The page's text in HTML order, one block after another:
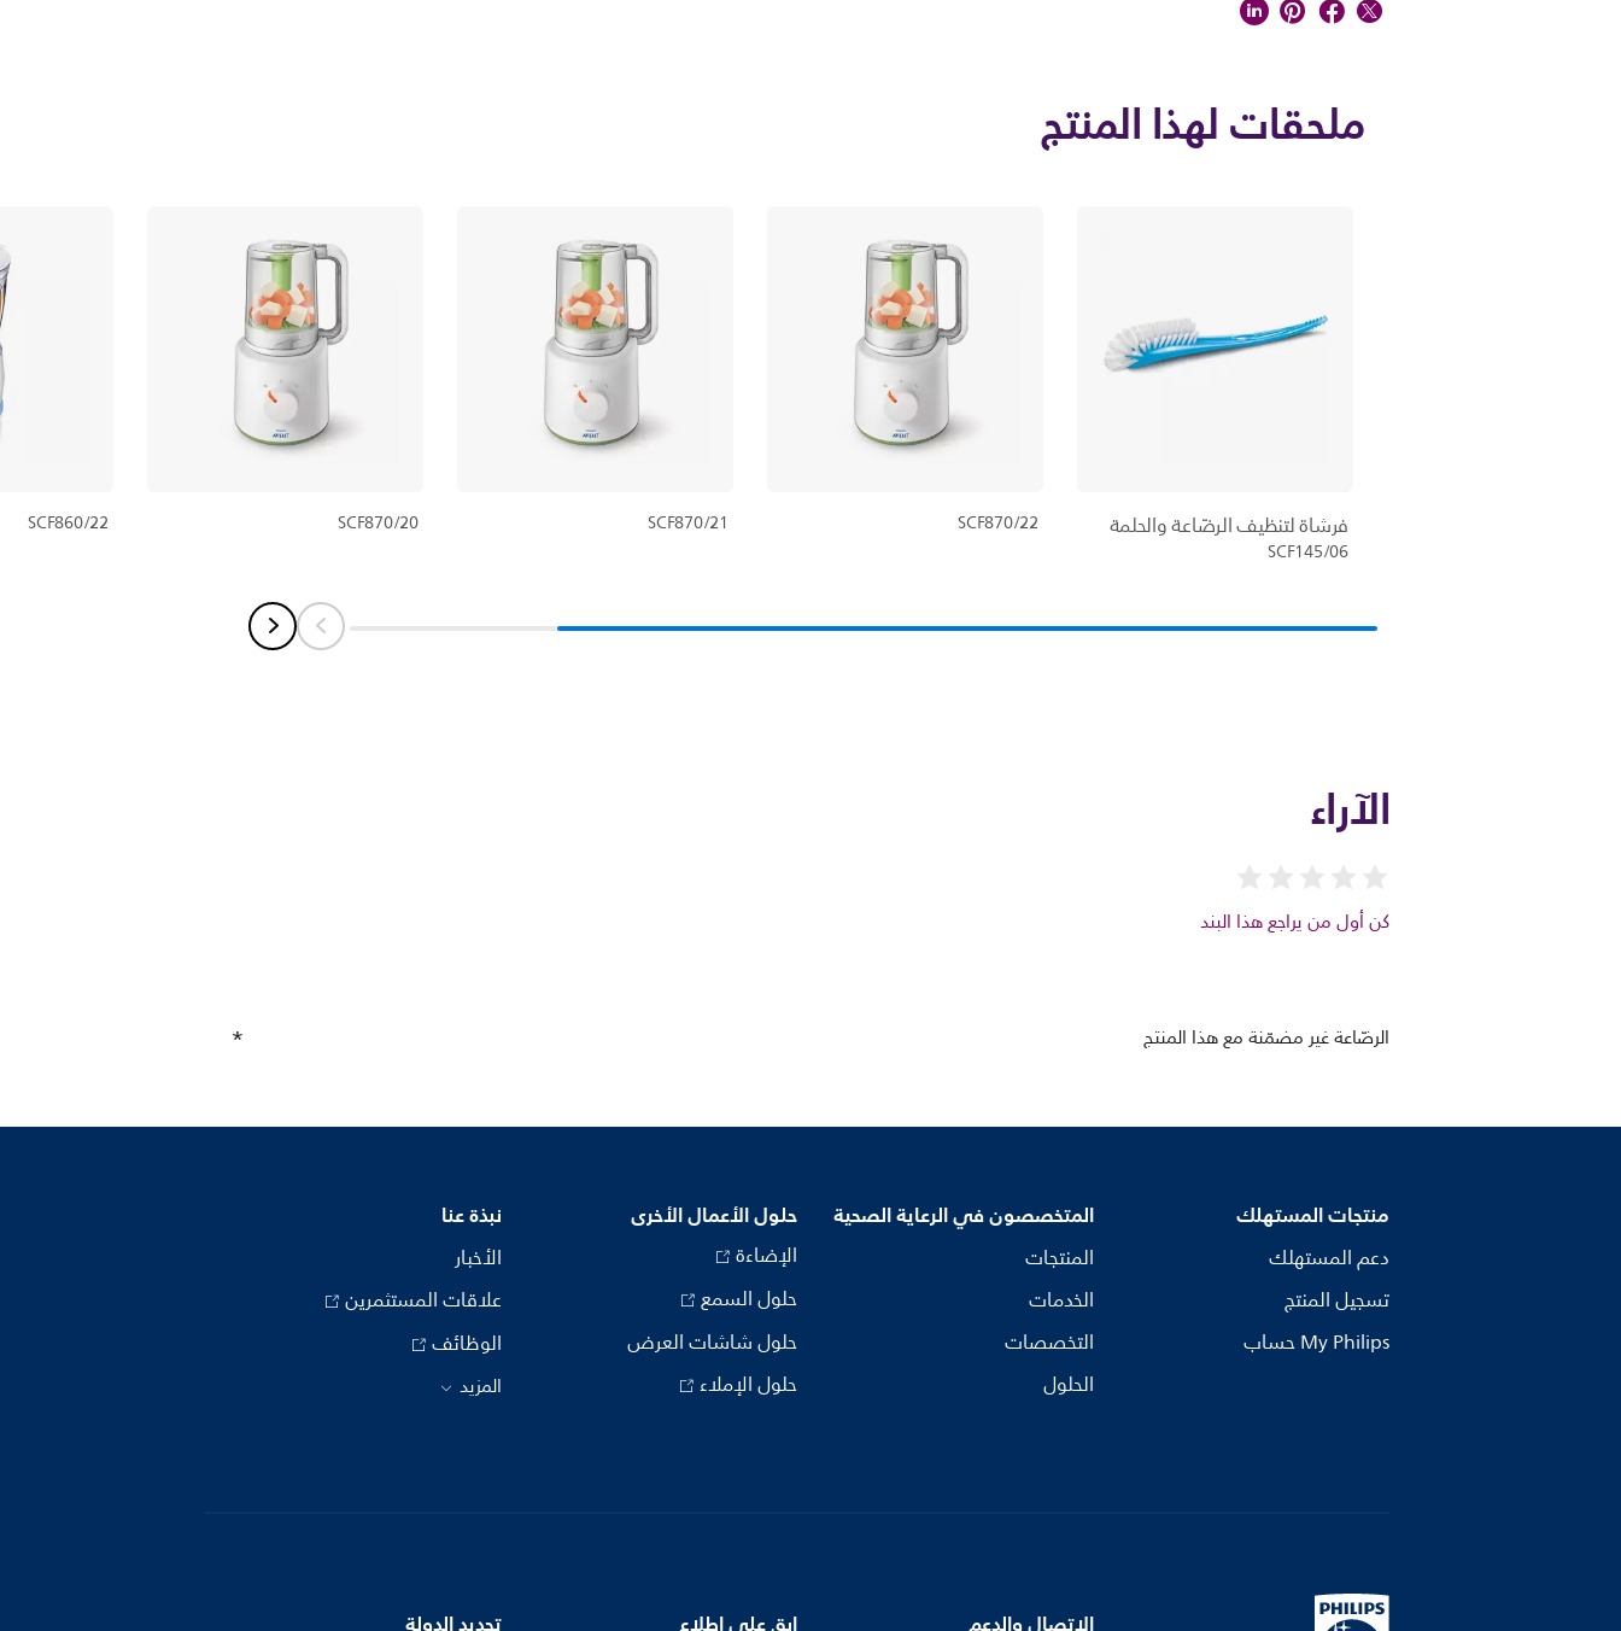
ملحقات لهذا المنتج
فرشاة لتنظيف الرضّاعة والحلمة
SCF145/06
SCF870/22
SCF870/21
SCF870/20
SCF860/22
الآراء
كن أول من يراجع هذا البند
الرضّاعة غير مضمّنة مع هذا المنتج
منتجات المستهلك
دعم المستهلك
تسجيل المنتج
My Philips حساب
المتخصصون في الرعاية الصحية
المنتجات
الخدمات
التخصصات
الحلول
حلول الأعمال الأخرى
الإضاءة
حلول السمع
حلول شاشات العرض
حلول الإملاء
نبذة عنا
الأخبار
علاقات المستثمرين
الوظائف
المزيد
الاتصال والدعم ابق على اطلاع تحديد الدولة